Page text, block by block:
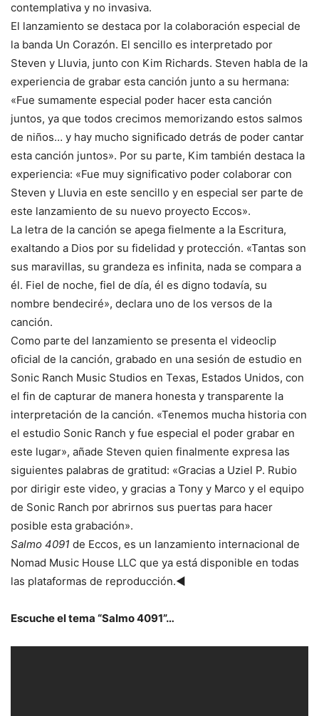
contemplativa y no invasiva.
El lanzamiento se destaca por la colaboración especial de
la banda Un Corazón. El sencillo es interpretado por
Steven y Lluvia, junto con Kim Richards. Steven habla de la
experiencia de grabar esta canción junto a su hermana:
«Fue sumamente especial poder hacer esta canción
juntos, ya que todos crecimos memorizando estos salmos
de niños… y hay mucho significado detrás de poder cantar
esta canción juntos». Por su parte, Kim también destaca la
experiencia: «Fue muy significativo poder colaborar con
Steven y Lluvia en este sencillo y en especial ser parte de
este lanzamiento de su nuevo proyecto Eccos».
La letra de la canción se apega fielmente a la Escritura,
exaltando a Dios por su fidelidad y protección. «Tantas son
sus maravillas, su grandeza es infinita, nada se compara a
él. Fiel de noche, fiel de día, él es digno todavía, su
nombre bendeciré», declara uno de los versos de la
canción.
Como parte del lanzamiento se presenta el videoclip
oficial de la canción, grabado en una sesión de estudio en
Sonic Ranch Music Studios en Texas, Estados Unidos, con
el fin de capturar de manera honesta y transparente la
interpretación de la canción. «Tenemos mucha historia con
el estudio Sonic Ranch y fue especial el poder grabar en
este lugar», añade Steven quien finalmente expresa las
siguientes palabras de gratitud: «Gracias a Uziel P. Rubio
por dirigir este video, y gracias a Tony y Marco y el equipo
de Sonic Ranch por abrirnos sus puertas para hacer
posible esta grabación».
Salmo 4091 de Eccos, es un lanzamiento internacional de
Nomad Music House LLC que ya está disponible en todas
las plataformas de reproducción.◄
Escuche el tema “Salmo 4091”…